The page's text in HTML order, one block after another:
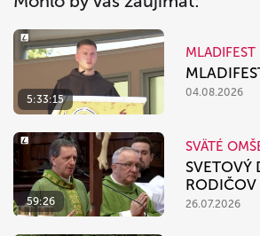
5:33:15
MLADIFEST
04.08.2026
59:26
SVÄTÉ
SVETOVÝ
RODIČOV
26.07.2026